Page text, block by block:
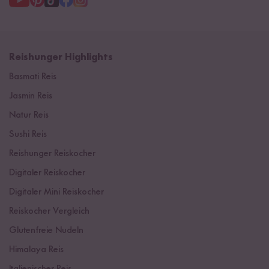
Reishunger Highlights
Basmati Reis
Jasmin Reis
Natur Reis
Sushi Reis
Reishunger Reiskocher
Digitaler Reiskocher
Digitaler Mini Reiskocher
Reiskocher Vergleich
Glutenfreie Nudeln
Himalaya Reis